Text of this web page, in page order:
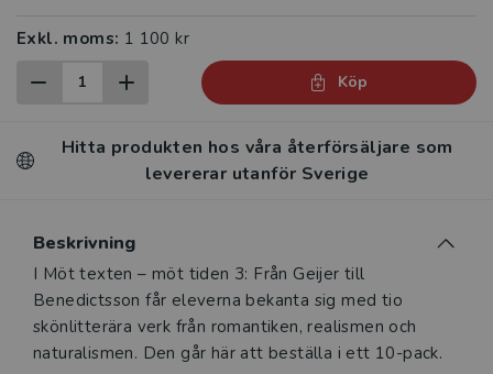
Exkl. moms: 1 100 kr
Köp
Hitta produkten hos våra återförsäljare som
levererar utanför Sverige
Beskrivning
Beskrivning
I Möt texten – möt tiden 3: Från Geijer till
Benedictsson får eleverna bekanta sig med tio
skönlitterära verk från romantiken, realismen och
naturalismen. Den går här att beställa i ett 10-pack.